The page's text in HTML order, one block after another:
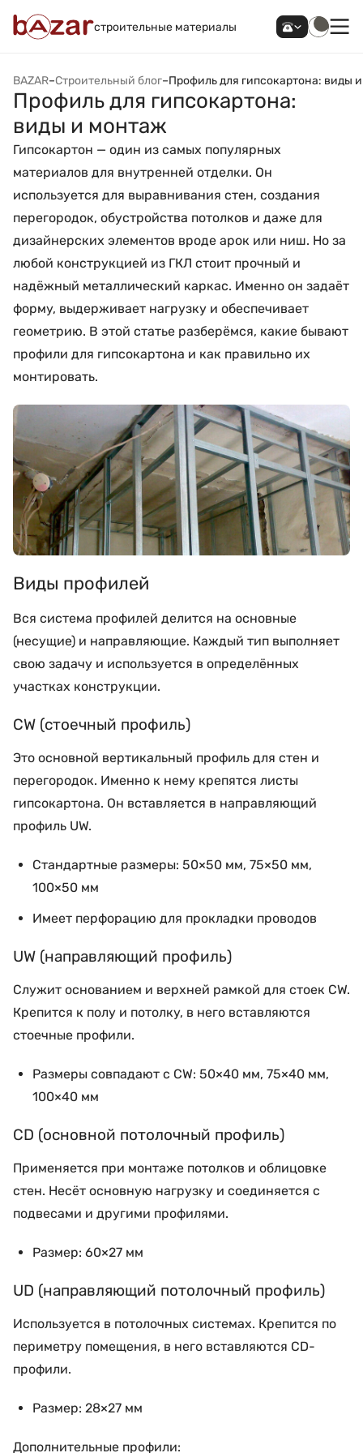
строительные материалы
BAZAR–Строительный блог–Профиль для гипсокартона: виды
Профиль для гипсокартона:
виды и монтаж
Гипсокартон — один из самых популярных
материалов для внутренней отделки. Он
используется для выравнивания стен, создания
перегородок, обустройства потолков и даже для
дизайнерских элементов вроде арок или ниш. Но за
любой конструкцией из ГКЛ стоит прочный и
надёжный металлический каркас. Именно он задаёт
форму, выдерживает нагрузку и обеспечивает
геометрию. В этой статье разберёмся, какие бывают
профили для гипсокартона и как правильно их
монтировать.
Виды профилей
Вся система профилей делится на основные
(несущие) и направляющие. Каждый тип выполняет
свою задачу и используется в определённых
участках конструкции.
CW (стоечный профиль)
Это основной вертикальный профиль для стен и
перегородок. Именно к нему крепятся листы
гипсокартона. Он вставляется в направляющий
профиль UW.
Стандартные размеры: 50×50 мм, 75×50 мм,
100×50 мм
Имеет перфорацию для прокладки проводов
UW (направляющий профиль)
Служит основанием и верхней рамкой для стоек CW.
Крепится к полу и потолку, в него вставляются
стоечные профили.
Размеры совпадают с CW: 50×40 мм, 75×40 мм,
100×40 мм
CD (основной потолочный профиль)
Применяется при монтаже потолков и облицовке
стен. Несёт основную нагрузку и соединяется с
подвесами и другими профилями.
Размер: 60×27 мм
UD (направляющий потолочный профиль)
Используется в потолочных системах. Крепится по
периметру помещения, в него вставляются CD-
профили.
Размер: 28×27 мм
Дополнительные профили: